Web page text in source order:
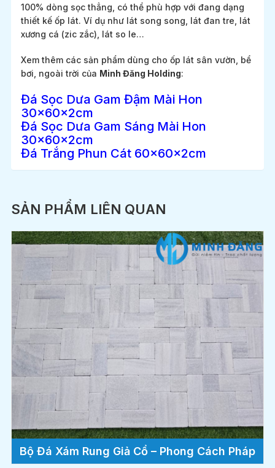
100% dòng sọc thẳng, có thể phù hợp với đang dạng
thiết kế ốp lát. Ví dụ như lát song song, lát đan tre, lát
xương cá (zic zắc), lát so le…
Xem thêm các sản phẩm dùng cho ốp lát sân vườn, bể
bơi, ngoài trời của Minh Đăng Holding:
Đá Sọc Dưa Gam Đậm Mài Hon
30x60x2cm
Đá Sọc Dưa Gam Sáng Mài Hon
30x60x2cm
Đá Trắng Phun Cát 60x60x2cm
SẢN PHẨM LIÊN QUAN
Bộ Đá Xám Rung Giả Cổ – Phong Cách Pháp